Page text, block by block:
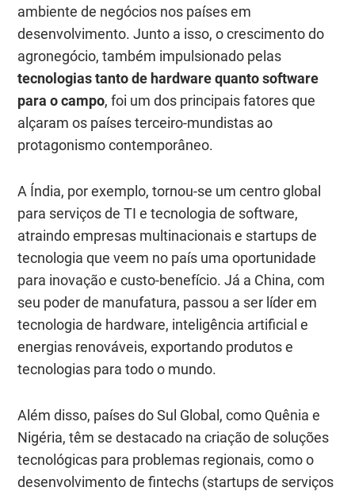
ambiente de negócios nos países em
desenvolvimento. Junto a isso, o crescimento do
agronegócio, também impulsionado pelas
tecnologias tanto de hardware quanto software
para o campo, foi um dos principais fatores que
alçaram os países terceiro-mundistas ao
protagonismo contemporâneo.
A Índia, por exemplo, tornou-se um centro global
para serviços de TI e tecnologia de software,
atraindo empresas multinacionais e startups de
tecnologia que veem no país uma oportunidade
para inovação e custo-benefício. Já a China, com
seu poder de manufatura, passou a ser líder em
tecnologia de hardware, inteligência artificial e
energias renováveis, exportando produtos e
tecnologias para todo o mundo.
Além disso, países do Sul Global, como Quênia e
Nigéria, têm se destacado na criação de soluções
tecnológicas para problemas regionais, como o
desenvolvimento de fintechs (startups de serviços